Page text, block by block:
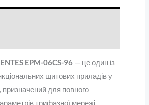
EPM-06CS-96— це один із
щитових приладів у
призначений для повного